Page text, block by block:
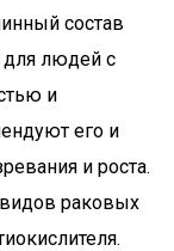
состав
для людей с
и
его и
и роста.
раковых